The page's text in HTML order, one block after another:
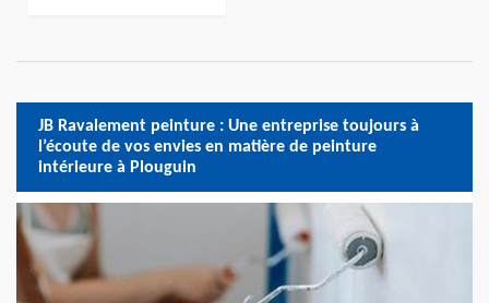
JB Ravalement peinture : Une entreprise toujours à
l’écoute de vos envies en matière de peinture
intérieure à Plouguin